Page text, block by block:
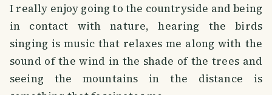
I really enjoy going to the countryside and being
in contact with nature, hearing the birds
singing is music that relaxes me along with the
sound of the wind in the shade of the trees and
seeing the mountains in the distance is